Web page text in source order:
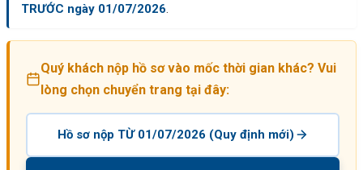
TRƯỚC ngày 01/07/2026
Quý khách nộp hồ sơ vào mốc thời gian khác? Vui
lòng chọn chuyển trang tại đây:
Hồ sơ nộp TỪ 01/07/2026 (Quy định mới)